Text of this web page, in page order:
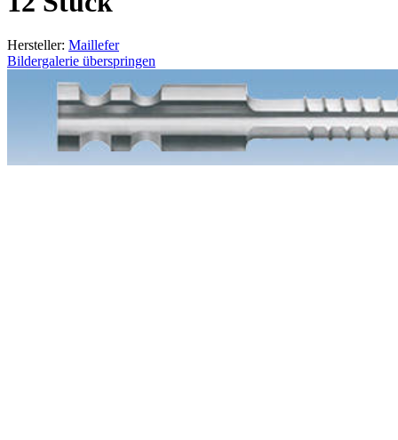
Hersteller: Maillefer
Bildergalerie überspringen